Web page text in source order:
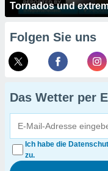
Tornados und
Folgen Sie uns
Das Wetter per
Ich habe die
zu.